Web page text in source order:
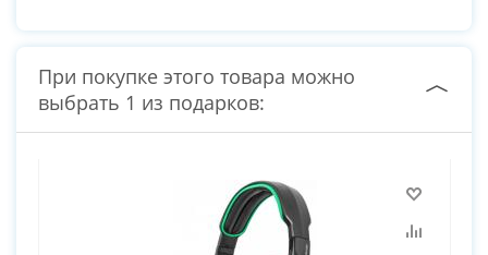
При покупке этого товара можно
выбрать 1 из подарков: